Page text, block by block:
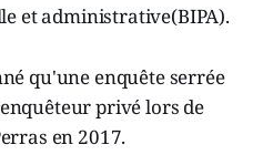
et administrative(BIPA).
qu'une enquête serrée
privé lors de
en 2017.